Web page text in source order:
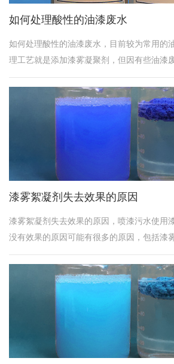
如何处理酸性的油漆废水
如何处理酸性的油漆废水，目前较为常用的
理工艺就是添加漆雾凝聚剂，但因有些油漆
会出现呈酸性的状态，由于油漆废水在酸性
分解的难度提高，会对漆雾凝聚剂的处理效
定的影响。那么如何来解决呢？
漆雾絮凝剂失去效果的原因
漆雾絮凝剂失去效果的原因，喷漆污水使用
没有效果的原因可能有很多的原因，包括漆
型、添加方式、水质、添加量以及添加位置
雾絮凝剂的除漆效果，漆雾絮凝剂是分类型
和水性漆污水就要使用专用的漆雾絮凝剂
是所有油漆都适用，由于其成分以及生产工
针对的油漆污水处理效果上也有所差异。前
通过小试来确定漆雾絮凝剂的效果、添加量。